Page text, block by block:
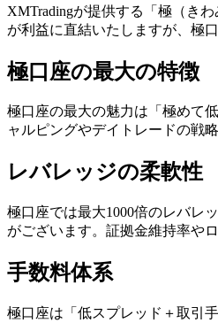
XMTradingが提供する「極（き
が利益に直結いたしますが、極
極口座の最大の特徴
極口座の最大の魅力は「極めて
ャルピングやデイトレードの戦
レバレッジの柔軟性
極口座では最大1000倍のレバレ
がございます。証拠金維持率や
手数料体系
極口座は「低スプレッド＋取引